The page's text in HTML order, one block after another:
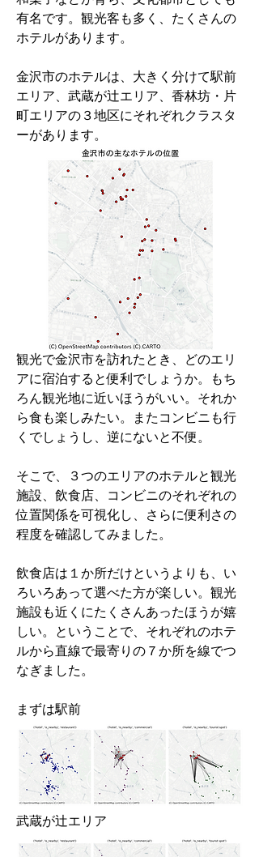
有名です。観光客も多く、たくさんの
ホテルがあります。
金沢市のホテルは、大きく分けて駅前
エリア、武蔵が辻エリア、香林坊・片
町エリアの３地区にそれぞれクラスタ
ーがあります。
観光で金沢市を訪れたとき、どのエリ
アに宿泊すると便利でしょうか。もち
ろん観光地に近いほうがいい。それか
ら食も楽しみたい。またコンビニも行
くでしょうし、逆にないと不便。
そこで、３つのエリアのホテルと観光
施設、飲食店、コンビニのそれぞれの
位置関係を可視化し、さらに便利さの
程度を確認してみました。
飲食店は１か所だけというよりも、い
ろいろあって選べた方が楽しい。観光
施設も近くにたくさんあったほうが嬉
しい。ということで、それぞれのホテ
ルから直線で最寄りの７か所を線でつ
なぎました。
まずは駅前
武蔵が辻エリア